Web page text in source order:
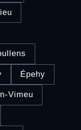
Épehy
Vimeu